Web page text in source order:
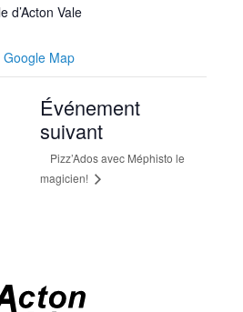
d’Acton Vale
Google Map
Événement
suivant
Pizz’Ados avec Méphisto le
magicien!